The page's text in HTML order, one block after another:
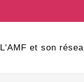
L'AMF et son